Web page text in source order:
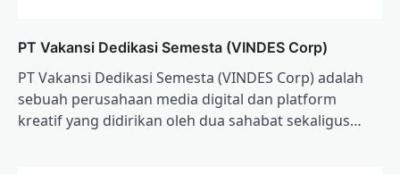
PT Vakansi Dedikasi Semesta (VINDES Corp)
PT Vakansi Dedikasi Semesta (VINDES Corp) adalah
sebuah perusahaan media digital dan platform
kreatif yang didirikan oleh dua sahabat sekaligus…